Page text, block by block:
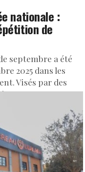
nationale :
de
septembre a été
2025 dans les
Visés par des